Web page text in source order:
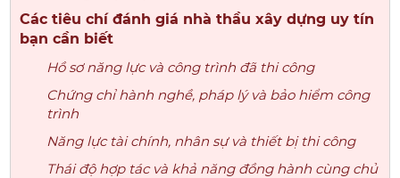
Các tiêu chí đánh giá nhà thầu xây dựng uy tín
bạn cần biết
Hồ sơ năng lực và công trình đã thi công
Chứng chỉ hành nghề, pháp lý và bảo hiểm công
trình
Năng lực tài chính, nhân sự và thiết bị thi công
Thái độ hợp tác và khả năng đồng hành cùng chủ